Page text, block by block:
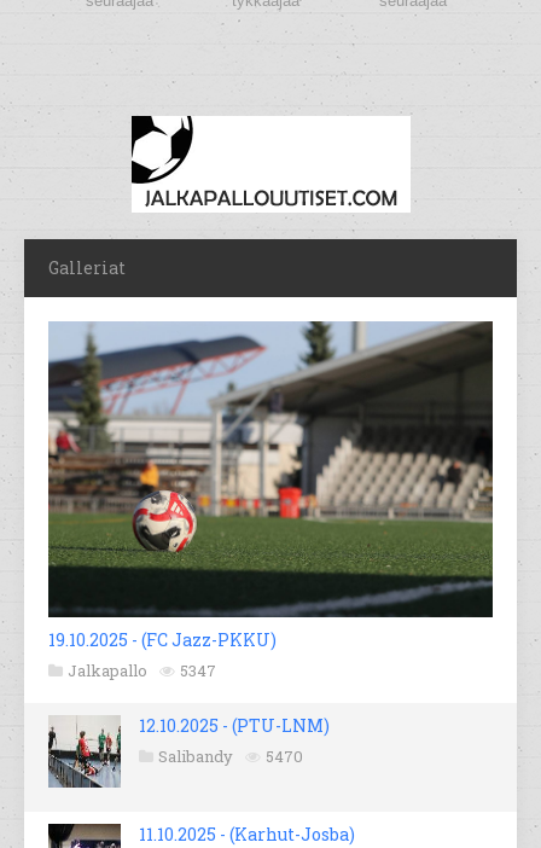
Galleriat
19.10.2025 - (FC Jazz-PKKU)
Jalkapallo 5347
12.10.2025 - (PTU-LNM)
Salibandy 5470
11.10.2025 - (Karhut-Josba)